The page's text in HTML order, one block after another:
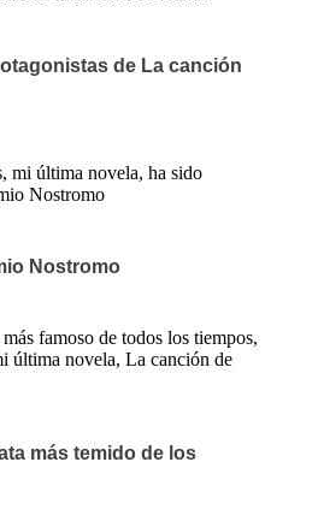
de La canción
Nostromo
más temido de los